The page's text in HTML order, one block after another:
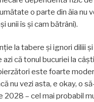
o parte din ăia nu
unii îs și cam bătrâni).
la tabere și ignori diliii
azi că tonul bucuriei la
este foarte
nu vezi asta, e okay, o
2028 – cel mai probabil